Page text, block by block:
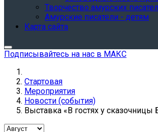
Творчество амурских
Амурские писатели - детям
Карта сайта
Подписывайтесь на нас в МАКС
Стартовая
Мероприятия
Новости (события)
Выставка «В гостях у сказочницы